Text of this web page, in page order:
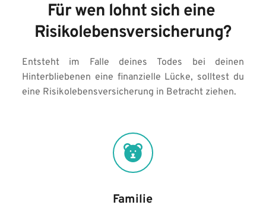
Für wen lohnt sich eine
Risikolebensversicherung?
Entsteht im Falle deines Todes bei deinen
Hinterbliebenen eine finanzielle Lücke, solltest du
eine Risikolebensversicherung in Betracht ziehen.
Familie